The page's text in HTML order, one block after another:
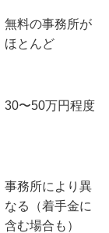
無料の事務所が
ほとんど
30〜50万円程度
事務所により異
なる（着手金に
含む場合も）